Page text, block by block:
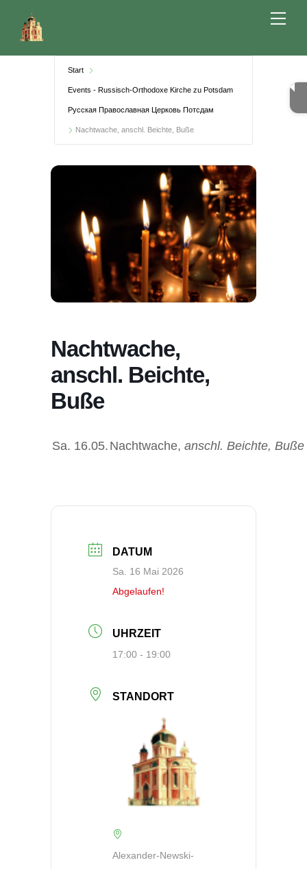
Start
Events - Russisch-Orthodoxe Kirche zu Potsdam
Русская Православная Церковь Потсдам
Nachtwache, anschl. Beichte, Buße
Nachtwache,
anschl. Beichte,
Buße
Sa. 16.05. Nachtwache, anschl. Beichte, Buße
DATUM
Sa. 16 Mai 2026
Abgelaufen!
UHRZEIT
17:00 - 19:00
STANDORT
Alexander-Newski-